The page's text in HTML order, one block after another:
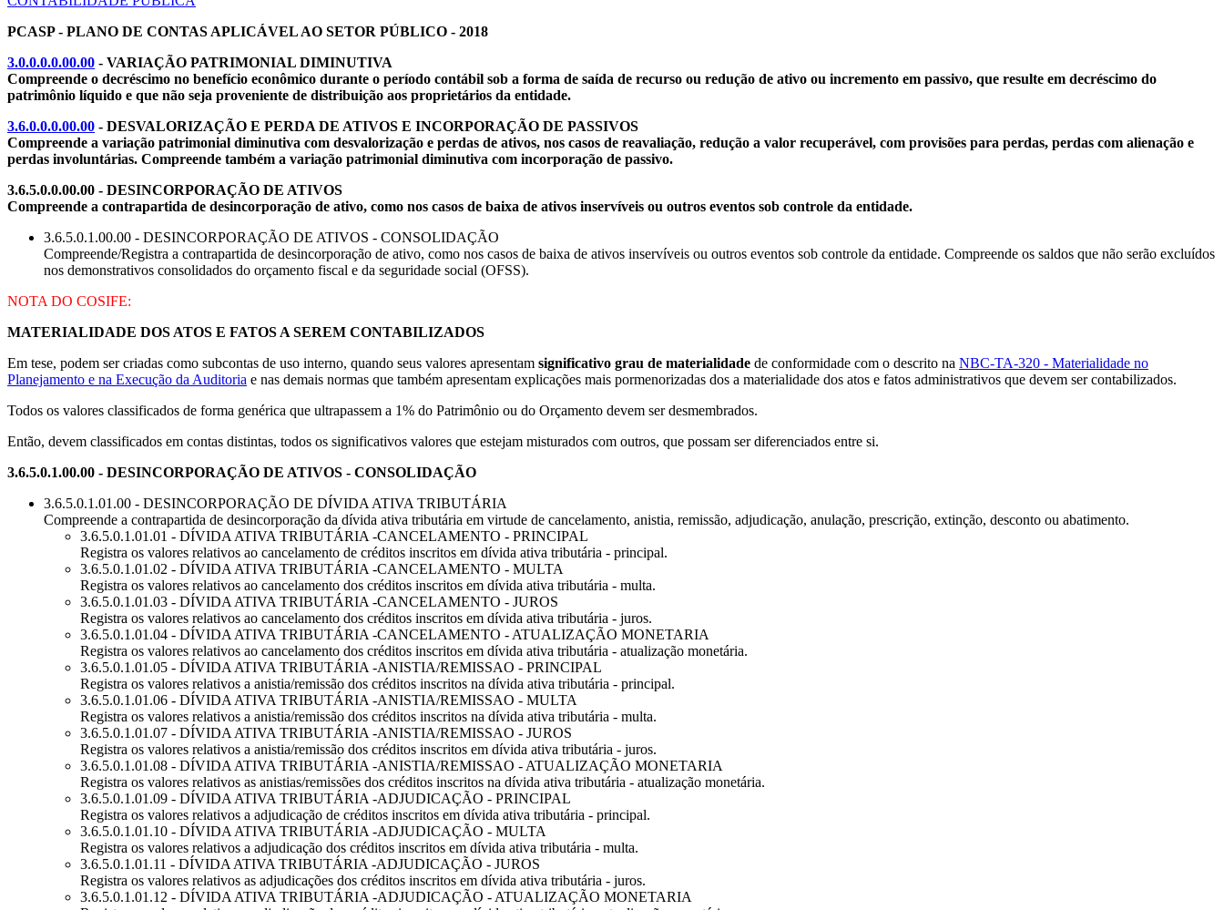
PCASP - PLANO DE CONTAS APLICÁVEL AO SETOR PÚBLICO - 2018
3.0.0.0.0.00.00 - VARIAÇÃO PATRIMONIAL DIMINUTIVA
Compreende o decréscimo no benefício econômico durante o período contábil sob a forma de saída de recurso ou redução de ativo ou incremento em passivo, que resulte em decréscimo do
patrimônio líquido e que não seja proveniente de distribuição aos proprietários da entidade.
3.6.0.0.0.00.00 - DESVALORIZAÇÃO E PERDA DE ATIVOS E INCORPORAÇÃO DE PASSIVOS
Compreende a variação patrimonial diminutiva com desvalorização e perdas de ativos, nos casos de reavaliação, redução a valor recuperável, com provisões para perdas, perdas com alienação e
perdas involuntárias. Compreende também a variação patrimonial diminutiva com incorporação de passivo.
3.6.5.0.0.00.00 - DESINCORPORAÇÃO DE ATIVOS
Compreende a contrapartida de desincorporação de ativo, como nos casos de baixa de ativos inservíveis ou outros eventos sob controle da entidade.
3.6.5.0.1.00.00 - DESINCORPORAÇÃO DE ATIVOS - CONSOLIDAÇÃO
Compreende/Registra a contrapartida de desincorporação de ativo, como nos casos de baixa de ativos inservíveis ou outros eventos sob controle da entidade. Compreende os saldos que não serão excluídos
nos demonstrativos consolidados do orçamento fiscal e da seguridade social (OFSS).
NOTA DO COSIFE:
MATERIALIDADE DOS ATOS E FATOS A SEREM CONTABILIZADOS
Em tese, podem ser criadas como subcontas de uso interno, quando seus valores apresentam significativo grau de materialidade de conformidade com o descrito na NBC-TA-320 - Materialidade no
Planejamento e na Execução da Auditoria e nas demais normas que também apresentam explicações mais pormenorizadas dos a materialidade dos atos e fatos administrativos que devem ser contabilizados.
Todos os valores classificados de forma genérica que ultrapassem a 1% do Patrimônio ou do Orçamento devem ser desmembrados.
Então, devem classificados em contas distintas, todos os significativos valores que estejam misturados com outros, que possam ser diferenciados entre si.
3.6.5.0.1.00.00 - DESINCORPORAÇÃO DE ATIVOS - CONSOLIDAÇÃO
3.6.5.0.1.01.00 - DESINCORPORAÇÃO DE DÍVIDA ATIVA TRIBUTÁRIA
Compreende a contrapartida de desincorporação da dívida ativa tributária em virtude de cancelamento, anistia, remissão, adjudicação, anulação, prescrição, extinção, desconto ou abatimento.
3.6.5.0.1.01.01 - DÍVIDA ATIVA TRIBUTÁRIA -CANCELAMENTO - PRINCIPAL
Registra os valores relativos ao cancelamento de créditos inscritos em dívida ativa tributária - principal.
3.6.5.0.1.01.02 - DÍVIDA ATIVA TRIBUTÁRIA -CANCELAMENTO - MULTA
Registra os valores relativos ao cancelamento dos créditos inscritos em dívida ativa tributária - multa.
3.6.5.0.1.01.03 - DÍVIDA ATIVA TRIBUTÁRIA -CANCELAMENTO - JUROS
Registra os valores relativos ao cancelamento dos créditos inscritos em dívida ativa tributária - juros.
3.6.5.0.1.01.04 - DÍVIDA ATIVA TRIBUTÁRIA -CANCELAMENTO - ATUALIZAÇÃO MONETARIA
Registra os valores relativos ao cancelamento dos créditos inscritos em dívida ativa tributária - atualização monetária.
3.6.5.0.1.01.05 - DÍVIDA ATIVA TRIBUTÁRIA -ANISTIA/REMISSAO - PRINCIPAL
Registra os valores relativos a anistia/remissão dos créditos inscritos na dívida ativa tributária - principal.
3.6.5.0.1.01.06 - DÍVIDA ATIVA TRIBUTÁRIA -ANISTIA/REMISSAO - MULTA
Registra os valores relativos a anistia/remissão dos créditos inscritos na dívida ativa tributária - multa.
3.6.5.0.1.01.07 - DÍVIDA ATIVA TRIBUTÁRIA -ANISTIA/REMISSAO - JUROS
Registra os valores relativos a anistia/remissão dos créditos inscritos em dívida ativa tributária - juros.
3.6.5.0.1.01.08 - DÍVIDA ATIVA TRIBUTÁRIA -ANISTIA/REMISSAO - ATUALIZAÇÃO MONETARIA
Registra os valores relativos as anistias/remissões dos créditos inscritos na dívida ativa tributária - atualização monetária.
3.6.5.0.1.01.09 - DÍVIDA ATIVA TRIBUTÁRIA -ADJUDICAÇÃO - PRINCIPAL
Registra os valores relativos a adjudicação de créditos inscritos em dívida ativa tributária - principal.
3.6.5.0.1.01.10 - DÍVIDA ATIVA TRIBUTÁRIA -ADJUDICAÇÃO - MULTA
Registra os valores relativos a adjudicação dos créditos inscritos em dívida ativa tributária - multa.
3.6.5.0.1.01.11 - DÍVIDA ATIVA TRIBUTÁRIA -ADJUDICAÇÃO - JUROS
Registra os valores relativos as adjudicações dos créditos inscritos em dívida ativa tributária - juros.
3.6.5.0.1.01.12 - DÍVIDA ATIVA TRIBUTÁRIA -ADJUDICAÇÃO - ATUALIZAÇÃO MONETARIA